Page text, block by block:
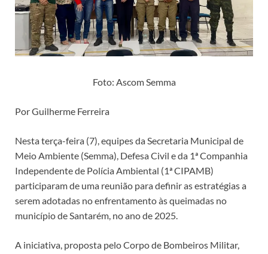
Foto: Ascom Semma
Por Guilherme Ferreira
Nesta terça-feira (7), equipes da Secretaria Municipal de
Meio Ambiente (Semma), Defesa Civil e da 1ª Companhia
Independente de Polícia Ambiental (1ª CIPAMB)
participaram de uma reunião para definir as estratégias a
serem adotadas no enfrentamento às queimadas no
município de Santarém, no ano de 2025.
A iniciativa, proposta pelo Corpo de Bombeiros Militar,